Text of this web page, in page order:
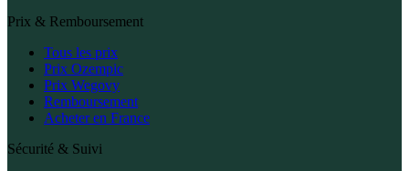
Prix & Remboursement
Tous les prix
Prix Ozempic
Prix Wegovy
Remboursement
Acheter en France
Sécurité & Suivi